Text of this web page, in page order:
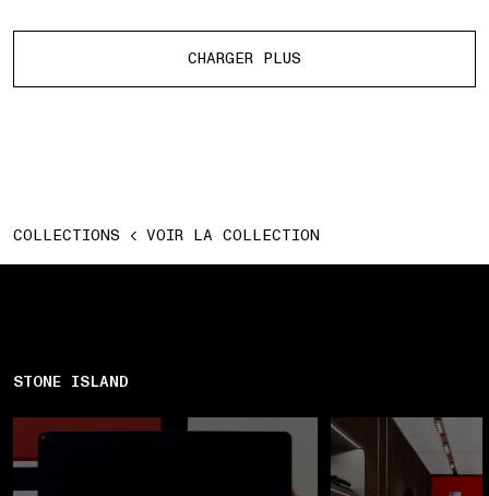
CHARGER PLUS
COLLECTIONS VOIR LA COLLECTION
STONE ISLAND